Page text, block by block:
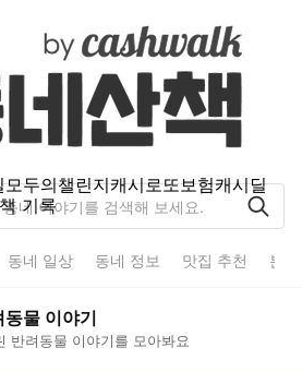
모두의챌린지캐시로또보험캐시딜
기록
동네 일상 동네 정보 맛집 추천 분
동물 이야기
반려동물 이야기를 모아봐요